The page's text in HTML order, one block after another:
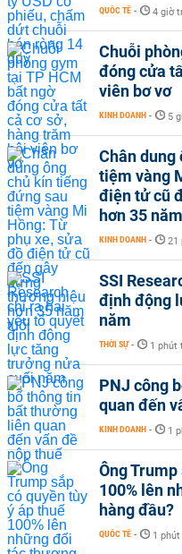
QUỐC TẾ - 4 giờ
Chuỗi
đóng cửa
viên bơ vơ
KINH DOANH - 5
Chân dung
tiệm vàng
điện tử cũ
hơn 35
KINH DOANH - 21
SSI
định động
năm
THỜI SỰ - 1 phút
PNJ công
quan đến
KINH DOANH - 1
Ông
100% lên
hàng đầu?
QUỐC TẾ - 1